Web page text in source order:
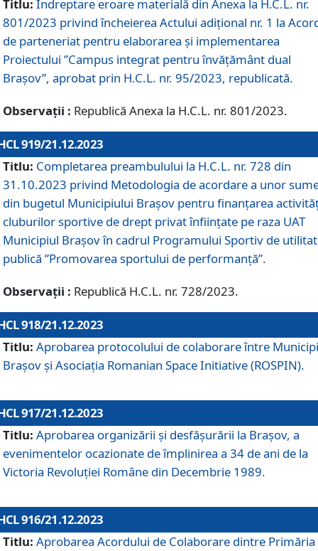
Titlu: Îndreptare eroare materială din Anexa la H.C.L. nr.
801/2023 privind încheierea Actului adițional nr. 1 la
de parteneriat pentru elaborarea și implementarea
Proiectului ”Campus integrat pentru învățământ dual
Brașov”, aprobat prin H.C.L. nr. 95/2023, republicată.
Observații : Republică Anexa la H.C.L. nr. 801/2023.
919/21.12.2023
Titlu: Completarea preambulului la H.C.L. nr. 728 din
31.10.2023 privind Metodologia de acordare a unor
din bugetul Municipiului Brașov pentru finanțarea
cluburilor sportive de drept privat înființate pe raza UAT
Municipiul Brașov în cadrul Programului Sportiv de
publică ”Promovarea sportului de performanță”.
Observații : Republică H.C.L. nr. 728/2023.
918/21.12.2023
Titlu: Aprobarea protocolului de colaborare între
Brașov și Asociația Romanian Space Initiative (ROSPIN).
917/21.12.2023
Titlu: Aprobarea organizării şi desfăşurării la Braşov, a
evenimentelor ocazionate de împlinirea a 34 de ani de la
Victoria Revoluţiei Române din Decembrie 1989.
916/21.12.2023
Titlu: Aprobarea Acordului de Colaborare dintre Primăria